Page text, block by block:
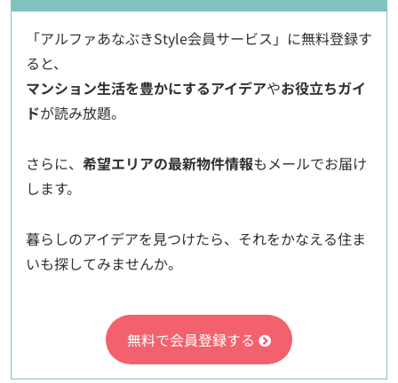
「アルファあなぶきStyle会員サービス」に無料登録す
ると、
マンション生活を豊かにするアイデアやお役立ちガイ
ドが読み放題。
さらに、 希望エリアの最新物件情報もメールでお届け
します。
暮らしのアイデアを見つけたら、それをかなえる住ま
いも探してみませんか。
無料で会員登録する